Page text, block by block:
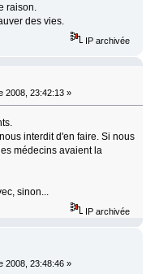
raison.
des vies.
IP archivée
2008, 23:42:13 »
interdit d'en faire. Si nous
médecins avaient la
sinon...
IP archivée
2008, 23:48:46 »